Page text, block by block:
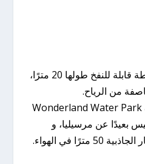
جلس الاثنان في قلعة نطاطة قابلة للنفخ طولها 20 مترًا،
من الرياح.
الملاهي موجودة في منتزه Wonderland Water Park
بعيدًا عن مرسيليا، و
في الهواء.